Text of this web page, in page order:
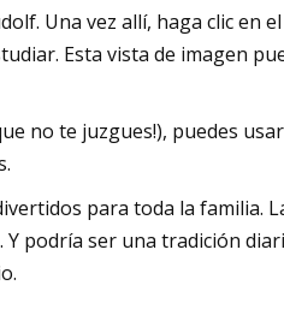
Una vez allí, haga clic en
Esta vista de imagen
no te juzgues!), puedes
para toda la familia.
podría ser una tradición